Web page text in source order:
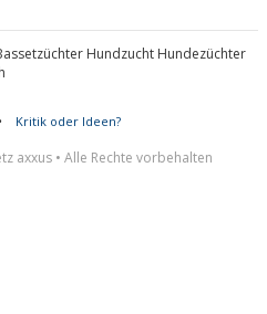
Hundzucht Hundezüchter
• Kritik oder Ideen?
axxus • Alle Rechte vorbehalten